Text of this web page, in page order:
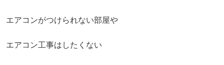
エアコンがつけられない部屋や
エアコン工事はしたくない